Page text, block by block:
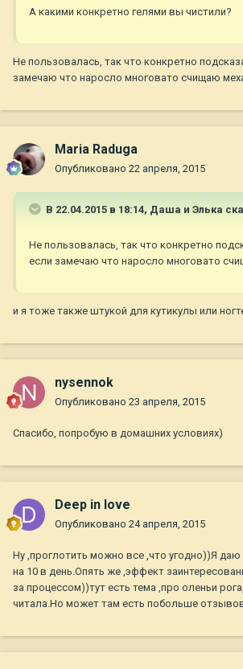
А какими конкретно гелями вы чистили?
Не пользовалась, так что конкретно
замечаю что наросло многовато счищаю
Maria Raduga
Опубликовано 22 апреля, 2015
В 22.04.2015 в 18:14, Даша и Элька
Не пользовалась, так что конкретно
если замечаю что наросло многовато
и я тоже также штукой для кутикулы или
nysennok
Опубликовано 23 апреля, 2015
Спасибо, попробую в домашних условиях)
Deep in love
Опубликовано 24 апреля, 2015
Ну ,проглотить можно все ,что угодно))Я
на 10 в день.Опять же ,эффект
за процессом))тут есть тема ,про оленьи
читала.Но может там есть побольше